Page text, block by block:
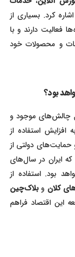
کرد. بسیاری از
دارند و با
و محصولات خود
موجود و
استفاده از
دولتی از
در سال‌های
استفاده از
کلانوبلاک‌چین
اقتصاد فراهم